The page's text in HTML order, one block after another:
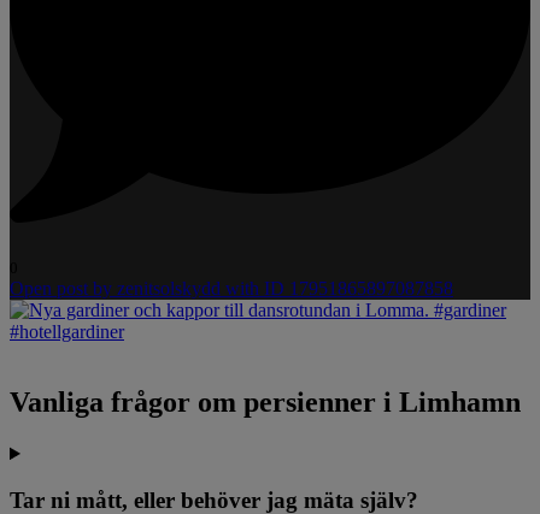
Open post by zenitsolskydd with ID 17951865897087858
Vanliga frågor om persienner i Limhamn
Tar ni mått, eller behöver jag mäta själv?